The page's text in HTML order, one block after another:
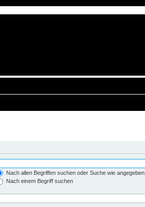
Nach allen Begriffen suchen oder Suche wie
Nach einem Begriff suchen